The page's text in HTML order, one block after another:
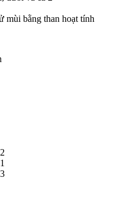
mùi bằng than hoạt tính